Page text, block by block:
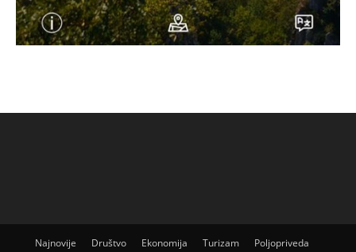
Najnovije Društvo Ekonomija Turizam Poljopriveda